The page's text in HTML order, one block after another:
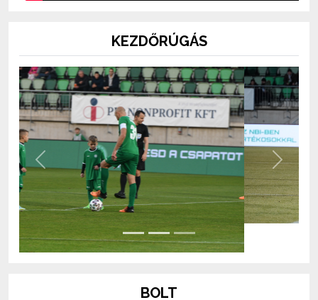
KEZDŐRÚGÁS
Previous Next